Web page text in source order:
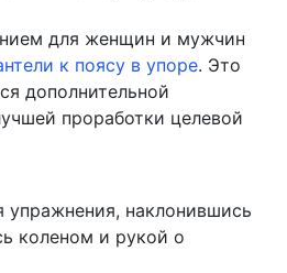
для женщин и мужчин
к поясу в упоре. Это
дополнительной
проработки целевой
упражнения, наклонившись
коленом и рукой о